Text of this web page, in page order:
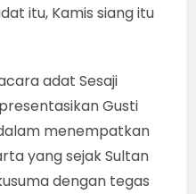
itu, Kamis siang itu
adat Sesaji
Gusti
menempatkan
yang sejak Sultan
dengan tegas